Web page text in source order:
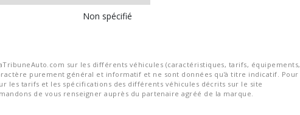
Non spécifié
sur les différents véhicules (caractéristiques, tarifs, équipements,
purement général et informatif et ne sont données qu'à titre indicatif. Pour
les tarifs et les spécifications des différents véhicules décrits sur le site
de vous renseigner auprès du partenaire agréé de la marque.